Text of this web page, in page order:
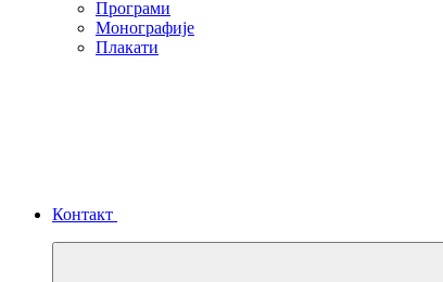
Програми
Монографије
Плакати
Контакт